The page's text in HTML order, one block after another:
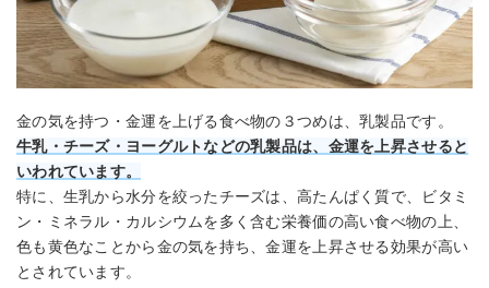
金の気を持つ・金運を上げる食べ物の３つめは、乳製品です。
牛乳・チーズ・ヨーグルトなどの乳製品は、金運を上昇させると
いわれています。
特に、生乳から水分を絞ったチーズは、高たんぱく質で、ビタミ
ン・ミネラル・カルシウムを多く含む栄養価の高い食べ物の上、
色も黄色なことから金の気を持ち、金運を上昇させる効果が高い
とされています。